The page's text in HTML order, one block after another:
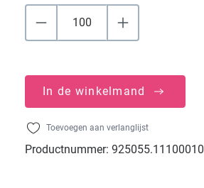
In de winkelmand
Toevoegen aan verlanglijst
Productnummer: 925055.11100010